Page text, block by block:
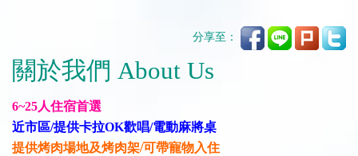
分享至：
關於我們 About Us
6~25人住宿首選
近市區/提供卡拉OK歡唱/電動麻將桌
提供烤肉場地及烤肉架/可帶寵物入住